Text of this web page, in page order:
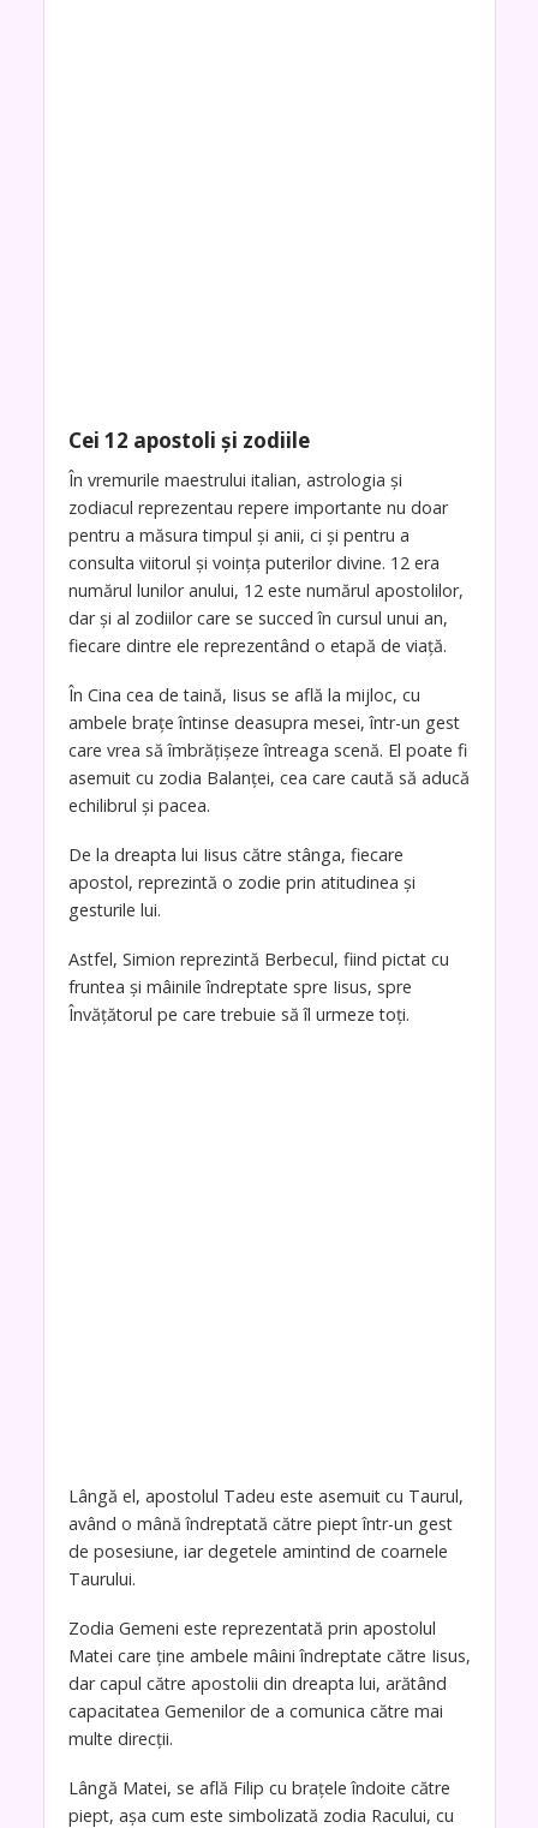
Cei 12 apostoli și zodiile
În vremurile maestrului italian, astrologia și
zodiacul reprezentau repere importante nu doar
pentru a măsura timpul și anii, ci și pentru a
consulta viitorul și voința puterilor divine. 12 era
numărul lunilor anului, 12 este numărul apostolilor,
dar și al zodiilor care se succed în cursul unui an,
fiecare dintre ele reprezentând o etapă de viață.
În Cina cea de taină, Iisus se află la mijloc, cu
ambele brațe întinse deasupra mesei, într-un gest
care vrea să îmbrățișeze întreaga scenă. El poate fi
asemuit cu zodia Balanței, cea care caută să aducă
echilibrul și pacea.
De la dreapta lui Iisus către stânga, fiecare
apostol, reprezintă o zodie prin atitudinea și
gesturile lui.
Astfel, Simion reprezintă Berbecul, fiind pictat cu
fruntea și mâinile îndreptate spre Iisus, spre
Învățătorul pe care trebuie să îl urmeze toți.
Lângă el, apostolul Tadeu este asemuit cu Taurul,
având o mână îndreptată către piept într-un gest
de posesiune, iar degetele amintind de coarnele
Taurului.
Zodia Gemeni este reprezentată prin apostolul
Matei care ține ambele mâini îndreptate către Iisus,
dar capul către apostolii din dreapta lui, arătând
capacitatea Gemenilor de a comunica către mai
multe direcții.
Lângă Matei, se află Filip cu brațele îndoite către
piept, așa cum este simbolizată zodia Racului, cu